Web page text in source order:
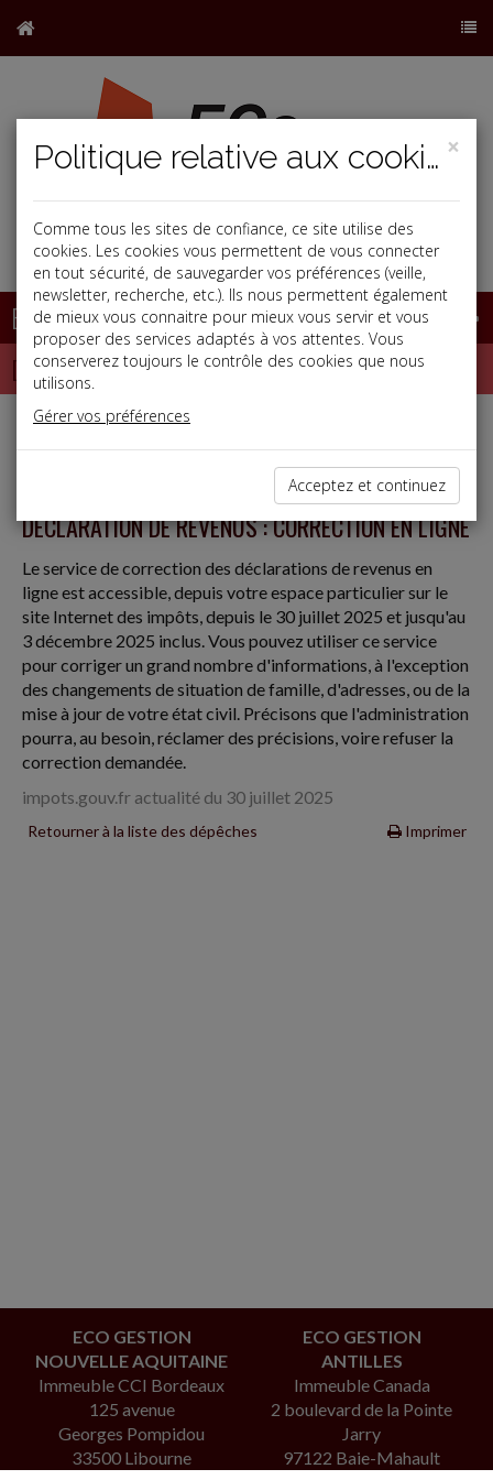
Base documentaire
Dépêches
DÉCLARATION DE REVENUS : CORRECTION EN LIGNE
Le service de correction des déclarations de revenus en
ligne est accessible, depuis votre espace particulier sur le
site Internet des impôts, depuis le 30 juillet 2025 et jusqu'au
3 décembre 2025 inclus. Vous pouvez utiliser ce service
pour corriger un grand nombre d'informations, à l'exception
des changements de situation de famille, d'adresses, ou de la
mise à jour de votre état civil. Précisons que l'administration
pourra, au besoin, réclamer des précisions, voire refuser la
correction demandée.
impots.gouv.fr actualité du 30 juillet 2025
Retourner à la liste des dépêches Imprimer
ECO GESTION
NOUVELLE AQUITAINE
Immeuble CCI Bordeaux
125 avenue
Georges Pompidou
33500 Libourne
ECO GESTION
ANTILLES
Immeuble Canada
2 boulevard de la Pointe
Jarry
97122 Baie-Mahault
×
Politique relative aux cookies
Comme tous les sites de confiance, ce site utilise des
cookies. Les cookies vous permettent de vous connecter
en tout sécurité, de sauvegarder vos préférences (veille,
newsletter, recherche, etc.). Ils nous permettent également
de mieux vous connaitre pour mieux vous servir et vous
proposer des services adaptés à vos attentes. Vous
conserverez toujours le contrôle des cookies que nous
utilisons.
Gérer vos préférences
Acceptez et continuez